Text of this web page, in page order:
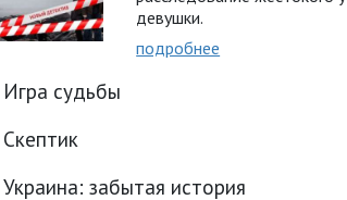
девушки.
подробнее
Игра судьбы
Скептик
Украина: забытая история